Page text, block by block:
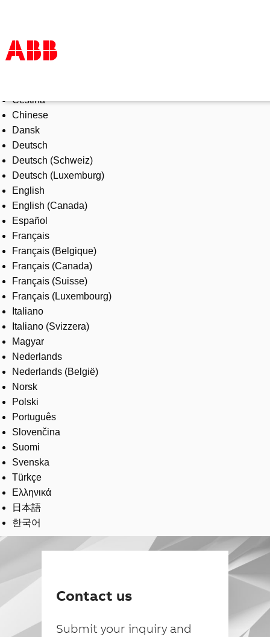
Products & Solutions
Industries
Services
About us
Where to buy
Contact us
Careers
Čeština
Chinese
Dansk
Deutsch
Deutsch (Schweiz)
Deutsch (Luxemburg)
English
English (Canada)
Español
Français
Français (Belgique)
Français (Canada)
Français (Suisse)
Français (Luxembourg)
Italiano
Italiano (Svizzera)
Magyar
Nederlands
Nederlands (België)
Norsk
Polski
Português
Slovenčina
Suomi
Svenska
Türkçe
Ελληνικά
日本語
한국어
Contact us
Submit your inquiry and